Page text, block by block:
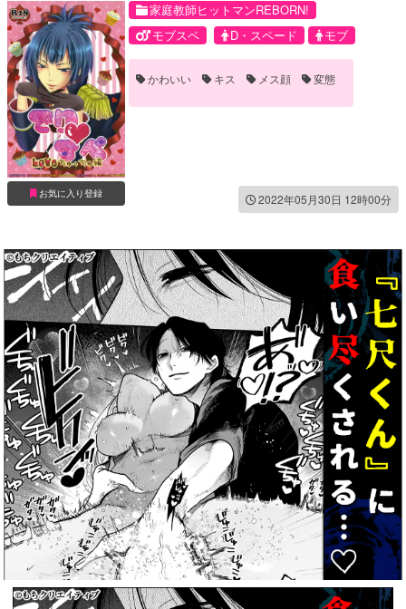
お気に入り登録
家庭教師ヒットマンREBORN!
モブスペ
D・スペード モブ
かわいい キス メス顔 変態
2022年05月30日 12時00分